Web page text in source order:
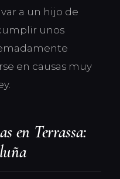
a un hijo de
unos
en causas muy
en Terrassa: